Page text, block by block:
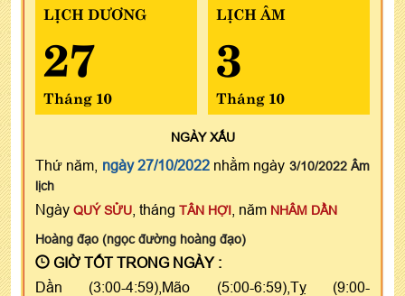
LỊCH DƯƠNG
27
Tháng 10
LỊCH ÂM
3
Tháng 10
NGÀYXẤU
Thứ năm, ngày 27/10/2022nhằm ngày 3/10/2022 Âm
lịch
Ngày QUÝ SỬU , tháng TÂN HỢI , năm NHÂM DẦN
Hoàng đạo (ngọc đường hoàng đạo)
GIỜ TỐT TRONG NGÀY :
Dần (3:00-4:59),Mão (5:00-6:59),Tỵ (9:00-